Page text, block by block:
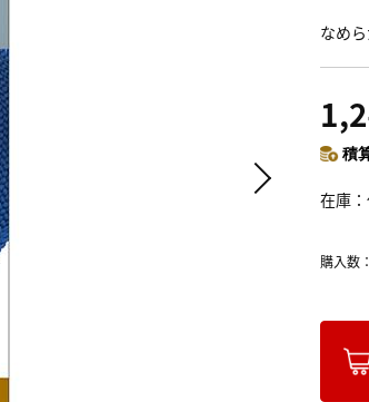
なめ
積
在庫
購入数